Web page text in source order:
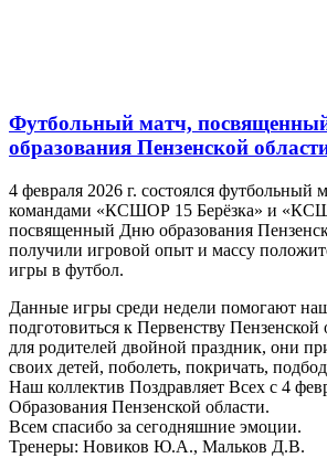
Футбольный матч,
образования Пензенской
4 февраля 2026 г. состоялся футбольный
командами «КСШОР 15 Берёзка» и
посвященный Дню образования
получили игровой опыт и массу
игры в футбол.
Данные игры среди недели помогают
подготовиться к Первенству Пензенской
для родителей двойной праздник, они
своих детей, поболеть, покричать,
Наш коллектив Поздравляет Всех с 4
Образования Пензенской области.
Всем спасибо за сегодняшние эмоции.
Тренеры: Новиков Ю.А., Мальков Д.В.